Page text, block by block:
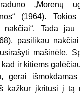
„Morenų
(1964).
nakčiai“. Tada jau
pasilikau
mašinėle.
ir kitiems
gerai
kažkur įkritusi į tą